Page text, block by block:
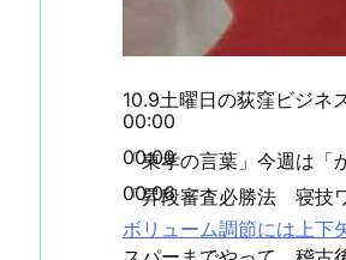
00:00
00:00
00:06
ボリューム調節には上下
10.9土曜日の荻窪ビジネ
「東孝の言葉」今週は「
「昇段審査必勝法 寝技